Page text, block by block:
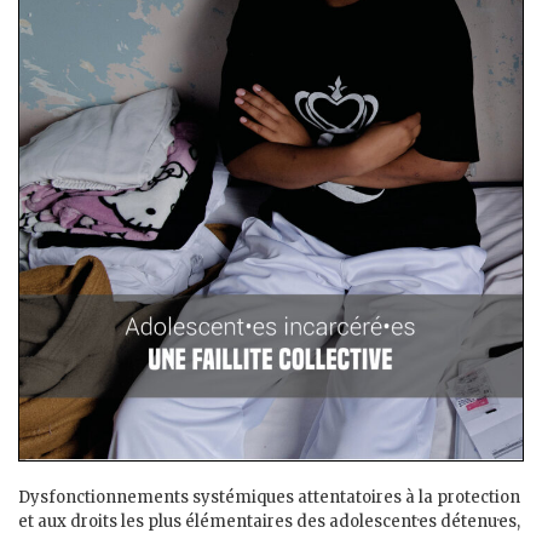
Dysfonctionnements systémiques attentatoires à la protection
et aux droits les plus élémentaires des adolescent·es détenu·es,